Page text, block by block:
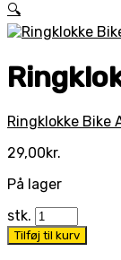
🔍
Ringklokke Bike
29,00kr.
På lager
stk.
Tilføj til kurv